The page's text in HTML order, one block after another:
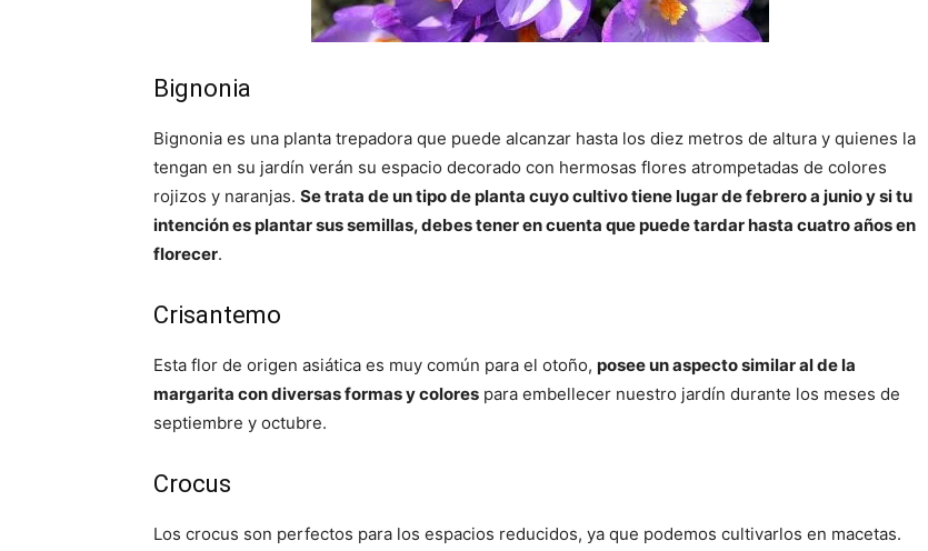
Bignonia
Bignonia es una planta trepadora que puede alcanzar hasta los diez metros de altura y quienes la
tengan en su jardín verán su espacio decorado con hermosas flores atrompetadas de colores
rojizos y naranjas. Se trata de un tipo de planta cuyo cultivo tiene lugar de febrero a junio y si tu
intención es plantar sus semillas, debes tener en cuenta que puede tardar hasta cuatro años en
florecer.
Crisantemo
Esta flor de origen asiática es muy común para el otoño, posee un aspecto similar al de la
margarita con diversas formas y colores para embellecer nuestro jardín durante los meses de
septiembre y octubre.
Crocus
Los crocus son perfectos para los espacios reducidos, ya que podemos cultivarlos en macetas.